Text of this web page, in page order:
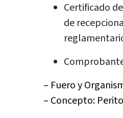
Certificado
de
– Fuero y
– Concepto: